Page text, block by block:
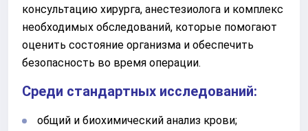
консультацию хирурга, анестезиолога и комплекс
необходимых обследований, которые помогают
оценить состояние организма и обеспечить
безопасность во время операции.
Среди стандартных исследований:
общий и биохимический анализ крови;